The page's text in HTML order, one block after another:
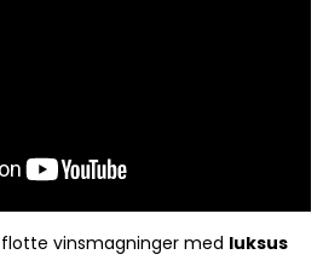
vinsmagninger med luksus